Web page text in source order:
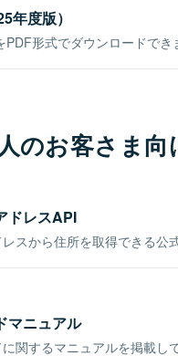
年度版）
形式でダウンロードでき
のお客さま向
ドレスAPI
スから住所を取得できる公
マニュアル
関するマニュアルを掲載し